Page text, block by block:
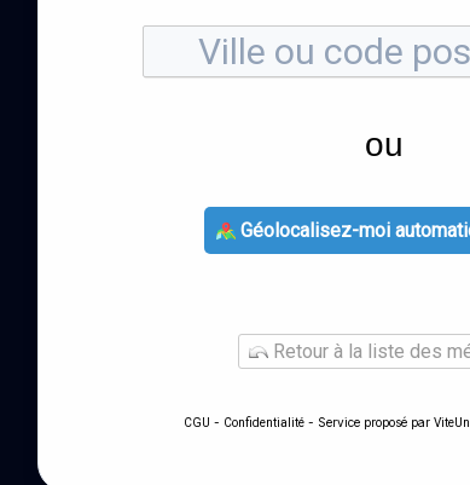
ou
Géolocalisez-moi
Retour à la liste des
CGU - Confidentialité - Service proposé par